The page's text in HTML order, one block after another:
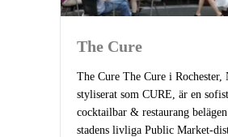
The Cure
The Cure The Cure i Rochester,
styliserat som CURE, är en
cocktailbar & restaurang
stadens livliga Public Market-